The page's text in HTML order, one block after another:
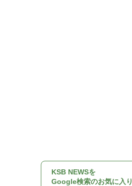
KSB NEWSを
Google検索のお気に入